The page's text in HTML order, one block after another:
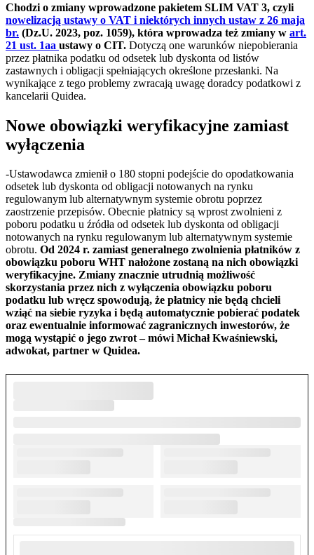
Chodzi o zmiany wprowadzone pakietem SLIM VAT 3, czyli
nowelizacją ustawy o VAT i niektórych innych ustaw z 26 maja
br. (Dz.U. 2023, poz. 1059), która wprowadza też zmiany w art.
21 ust. 1aa ustawy o CIT. Dotyczą one warunków niepobierania
przez płatnika podatku od odsetek lub dyskonta od listów
zastawnych i obligacji spełniających określone przesłanki. Na
wynikające z tego problemy zwracają uwagę doradcy podatkowi z
kancelarii Quidea.
Nowe obowiązki weryfikacyjne zamiast
wyłączenia
-Ustawodawca zmienił o 180 stopni podejście do opodatkowania
odsetek lub dyskonta od obligacji notowanych na rynku
regulowanym lub alternatywnym systemie obrotu poprzez
zaostrzenie przepisów. Obecnie płatnicy są wprost zwolnieni z
poboru podatku u źródła od odsetek lub dyskonta od obligacji
notowanych na rynku regulowanym lub alternatywnym systemie
obrotu. Od 2024 r. zamiast generalnego zwolnienia płatników z
obowiązku poboru WHT nałożone zostaną na nich obowiązki
weryfikacyjne. Zmiany znacznie utrudnią możliwość
skorzystania przez nich z wyłączenia obowiązku poboru
podatku lub wręcz spowodują, że płatnicy nie będą chcieli
wziąć na siebie ryzyka i będą automatycznie pobierać podatek
oraz ewentualnie informować zagranicznych inwestorów, że
mogą wystąpić o jego zwrot – mówi Michał Kwaśniewski,
adwokat, partner w Quidea.